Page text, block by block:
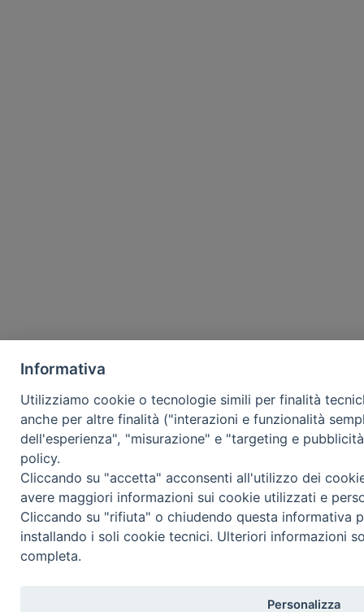
Informativa
Utilizziamo cookie o tecnologie simili per finalità
anche per altre finalità ("interazioni e funzionalità
dell'esperienza", "misurazione" e "targeting e
policy.
Cliccando su "accetta" acconsenti all'utilizzo dei
avere maggiori informazioni sui cookie utilizzati e
Cliccando su "rifiuta" o chiudendo questa informativa
installando i soli cookie tecnici. Ulteriori informazioni
completa.
Personalizza